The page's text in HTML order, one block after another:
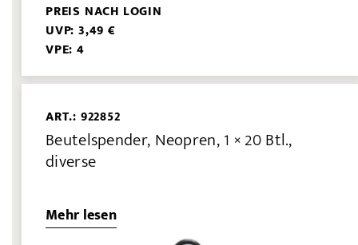
PREIS NACH LOGIN
UVP: 3,49 €
VPE: 4
ART.: 922852
Beutelspender, Neopren, 1 × 20 Btl.,
diverse
Mehr lesen